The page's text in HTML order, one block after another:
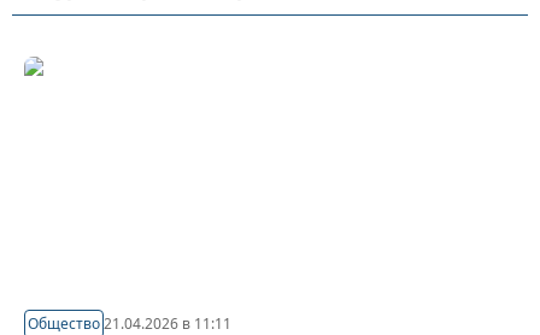
Общество21.04.2026 в 11:11